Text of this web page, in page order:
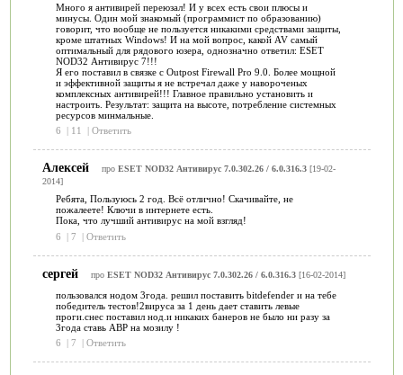
Много я антивирей переюзал! И у всех есть свои плюсы и
минусы. Один мой знакомый (программист по образованию)
говорит, что вообще не пользуется никакими средствами защиты,
кроме штатных Windows! И на мой вопрос, какой AV самый
оптимальный для рядового юзера, однозначно ответил: ESET
NOD32 Антивирус 7!!!
Я его поставил в связке с Outpost Firewall Pro 9.0. Более мощной
и эффективной защиты я не встречал даже у навороченых
комплексных антивирей!!! Главное правильно установить и
настроить. Результат: защита на высоте, потребление системных
ресурсов минмальные.
6
| 11 | Ответить
Алексей про ESET NOD32 Антивирус 7.0.302.26 / 6.0.316.3[19-02-
2014]
Ребята, Пользуюсь 2 год. Всё отлично! Скачивайте, не
пожалеете! Ключи в интернете есть.
Пока, что лучший антивирус на мой взгляд!
6
| 7 | Ответить
сергей про ESET NOD32 Антивирус 7.0.302.26 / 6.0.316.3[16-02-2014]
пользовался нодом 3года. решил поставить bitdefender и на тебе
победитель тестов!2вируса за 1 день дает ставить левые
проги.снес поставил нод.и никаких банеров не было ни разу за
3года ставь ABP на мозилу !
6
| 7 | Ответить